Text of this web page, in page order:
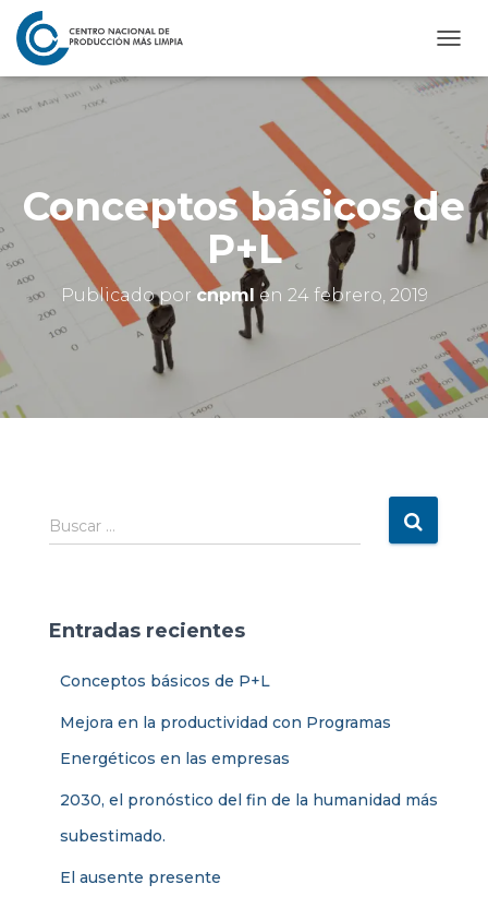
A
M
O
A
V
E
G
Conceptos básicos de
P+L
Publicado por cnpml en 24 febrero, 2019
B
u
r
Buscar …
Entradas recientes
Conceptos básicos de P+L
Mejora en la productividad con Programas
Energéticos en las empresas
2030, el pronóstico del fin de la humanidad más
subestimado.
El ausente presente